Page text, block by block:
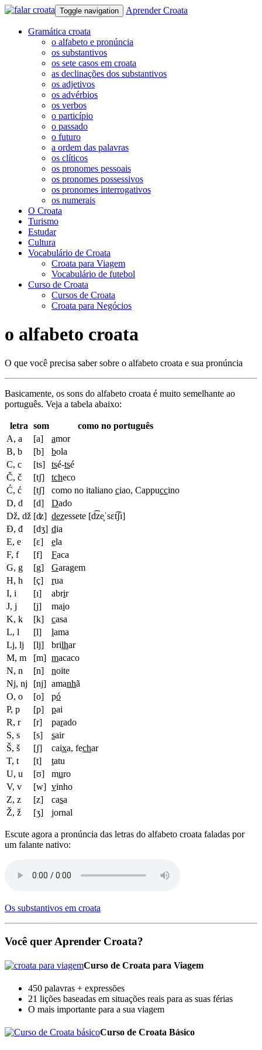
Toggle navigation Aprender Croata
Gramática croata
o alfabeto e pronúncia
os substantivos
os sete casos em croata
as declinações dos substantivos
os adjetivos
os advérbios
os verbos
o particípio
o passado
o futuro
a ordem das palavras
os clíticos
os pronomes pessoais
os pronomes possessivos
os pronomes interrogativos
os numerais
O Croata
Turismo
Estudar
Cultura
Vocabulário de Croata
Croata para Viagem
Vocabulário de futebol
Curso de Croata
Cursos de Croata
Croata para Negócios
o alfabeto croata
O que você precisa saber sobre o alfabeto croata e sua pronúncia
Basicamente, os sons do alfabeto croata é muito semelhante ao
português. Veja a tabela abaixo:
letra som
como no português
A, a
[a] amor
B, b
[b] bola
C, c
[ts] tsé-tsé
Č, č
[tʃ] tcheco
Ć, ć
[tʃ] como no italiano ciao, Cappuccino
D, d
[d] Dado
Dž, dž [ʣ] dezessete [d͡ze̞ˈsɛt͡ʃɪ]
Đ, đ
[dʒ] dia
E, e
[ɛ] ela
F, f
[f] Faca
G, g
[g] Garagem
H, h
[ç] rua
I, i
[ı] abrir
J, j
[j] maio
K, k
[k] casa
L, l
[l] lama
Lj, lj
[lj] brilhar
M, m
[m] macaco
N, n
[n] noite
Nj, nj
[nj] amanhã
O, o
[o] pó
P, p
[p] pai
R, r
[r] parado
S, s
[s] sair
Š, š
[ʃ] caixa, fechar
T, t
[t] tatu
U, u
[ʊ] muro
V, v
[w] vinho
Z, z
[z] casa
Ž, ž
[ʒ] jornal
Escute agora a pronúncia das letras do alfabeto croata faladas por
um falante nativo:
Os substantivos em croata
Você quer Aprender Croata?
Curso de Croata para Viagem
450 palavras + expressões
21 lições baseadas em situações reais para as suas férias
O mais importante para a sua viagem
Curso de Croata Básico